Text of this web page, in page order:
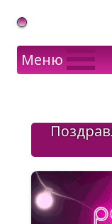
Gif Открытки в
Меню